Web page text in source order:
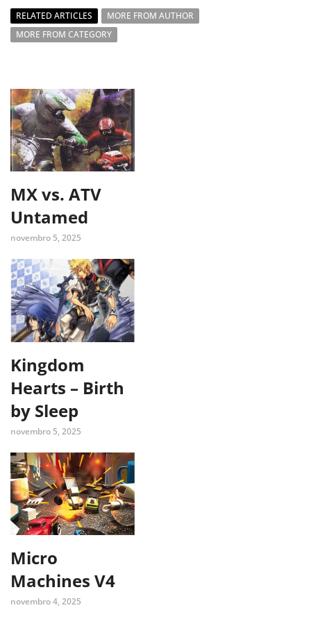
RELATED ARTICLES
MORE FROM AUTHOR
MORE FROM CATEGORY
MX vs. ATV
Untamed
novembro 5, 2025
Kingdom
Hearts – Birth
by Sleep
novembro 5, 2025
Micro
Machines V4
novembro 4, 2025